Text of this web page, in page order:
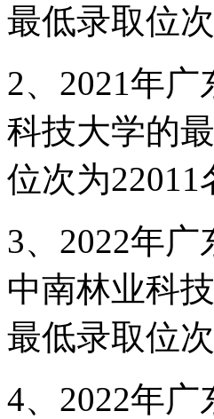
最低录取位
2、2021年
科技大学的
位次为
3、2022年
中南林业科
最低录取位
4、2022年